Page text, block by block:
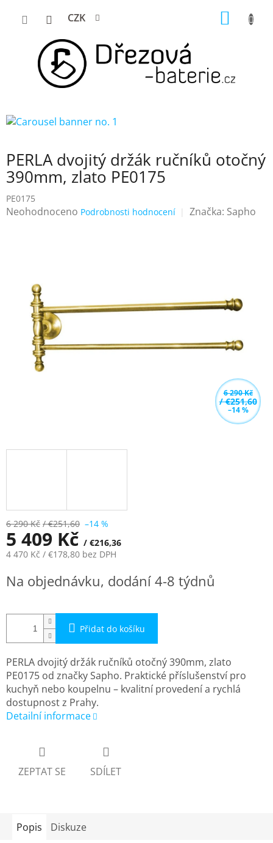
CZK
PERLA dvojitý držák ručníků otočný
390mm, zlato PE0175
PE0175
Průměrné
hvězdiček.
Neohodnoceno Podrobnosti hodnocení Značka: Sapho
6 290 Kč
/ €251,60
–14 %
6 290 Kč / €251,60 –14 %
5 409 Kč / €216,36
4 470 Kč / €178,80 bez DPH
cena:
Na objednávku, dodání 4-8 týdnů
Přidat do košíku
PERLA dvojitý držák ručníků otočný 390mm, zlato
PE0175 od značky Sapho. Praktické příslušenství pro
kuchyň nebo koupelnu – kvalitní provedení a rychlá
dostupnost z Prahy.
Detailní informace
ZEPTAT SE SDÍLET
Popis Diskuze